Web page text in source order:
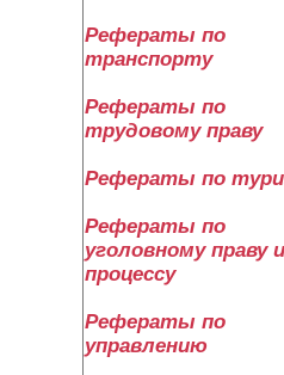
Рефераты по
транспорту
Рефераты по
трудовому праву
Рефераты по
Рефераты по
уголовному праву и
процессу
Рефераты по
управлению